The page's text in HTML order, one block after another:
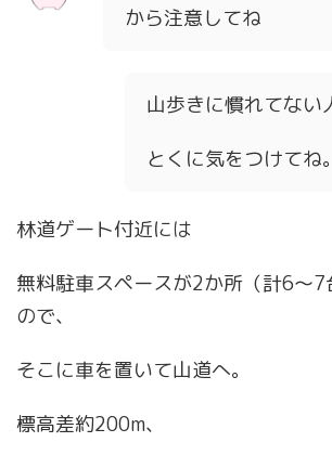
から注意してね
山歩きに慣れてない
とくに気をつけてね。
林道ゲート付近には
無料駐車スペースが2か所（計6～7
ので、
そこに車を置いて山道へ。
標高差約200m、